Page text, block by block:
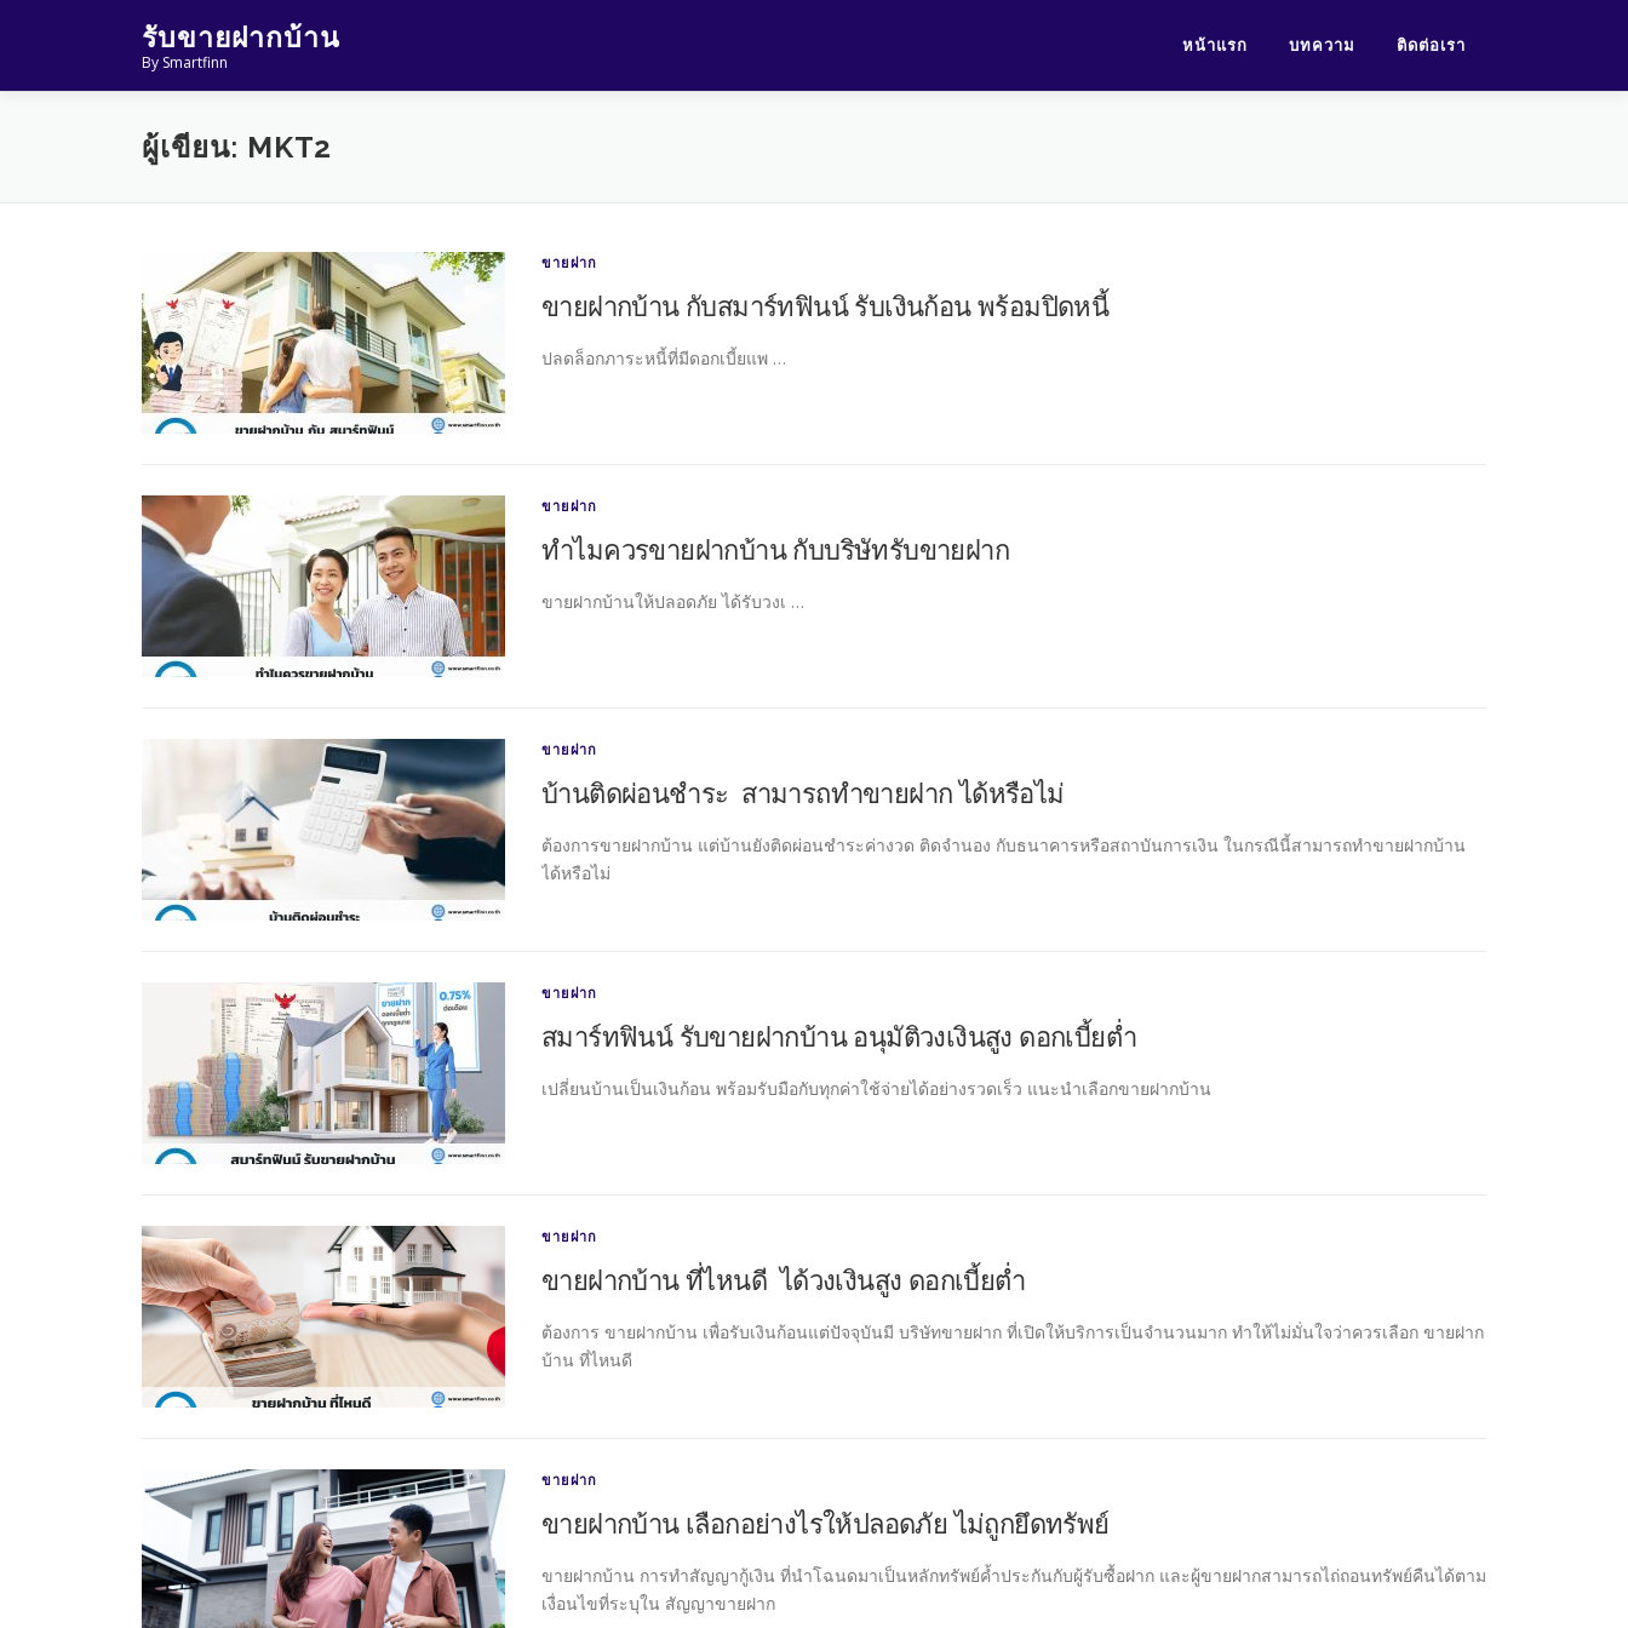
รับขายฝากบ้าน
By Smartfinn
หน้าแรก บทความ ติดต่อเรา
ผู้เขียน: MKT2
ขายฝาก
ขายฝากบ้าน กับสมาร์ทฟินน์ รับเงินก้อน พร้อมปิดหนี้
ปลดล็อกภาระหนี้ที่มีดอกเบี้ยแพ …
ขายฝาก
ทำไมควรขายฝากบ้าน กับบริษัทรับขายฝาก
ขายฝากบ้านให้ปลอดภัย ได้รับวงเ …
ขายฝาก
บ้านติดผ่อนชำระ สามารถทำขายฝาก ได้หรือไม่
ต้องการขายฝากบ้าน แต่บ้านยังติดผ่อนชำระค่างวด ติดจำนอง กับธนาคารหรือสถาบันการเงิน ในกรณีนี้สามารถทำขายฝากบ้าน
ได้หรือไม่
ขายฝาก
สมาร์ทฟินน์ รับขายฝากบ้าน อนุมัติวงเงินสูง ดอกเบี้ยต่ำ
เปลี่ยนบ้านเป็นเงินก้อน พร้อมรับมือกับทุกค่าใช้จ่ายได้อย่างรวดเร็ว แนะนำเลือกขายฝากบ้าน
ขายฝาก
ขายฝากบ้าน ที่ไหนดี ได้วงเงินสูง ดอกเบี้ยต่ำ
ต้องการ ขายฝากบ้าน เพื่อรับเงินก้อนแต่ปัจจุบันมี บริษัทขายฝาก ที่เปิดให้บริการเป็นจำนวนมาก ทำให้ไม่มั่นใจว่าควรเลือก ขายฝาก
บ้าน ที่ไหนดี
ขายฝาก
ขายฝากบ้าน เลือกอย่างไรให้ปลอดภัย ไม่ถูกยึดทรัพย์
ขายฝากบ้าน การทำสัญญากู้เงิน ที่นำโฉนดมาเป็นหลักทรัพย์ค้ำประกันกับผู้รับซื้อฝาก และผู้ขายฝากสามารถไถ่ถอนทรัพย์คืนได้ตาม
เงื่อนไขที่ระบุใน สัญญาขายฝาก